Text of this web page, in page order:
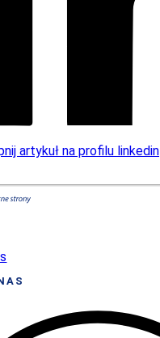
artykuł na profilu linkedin